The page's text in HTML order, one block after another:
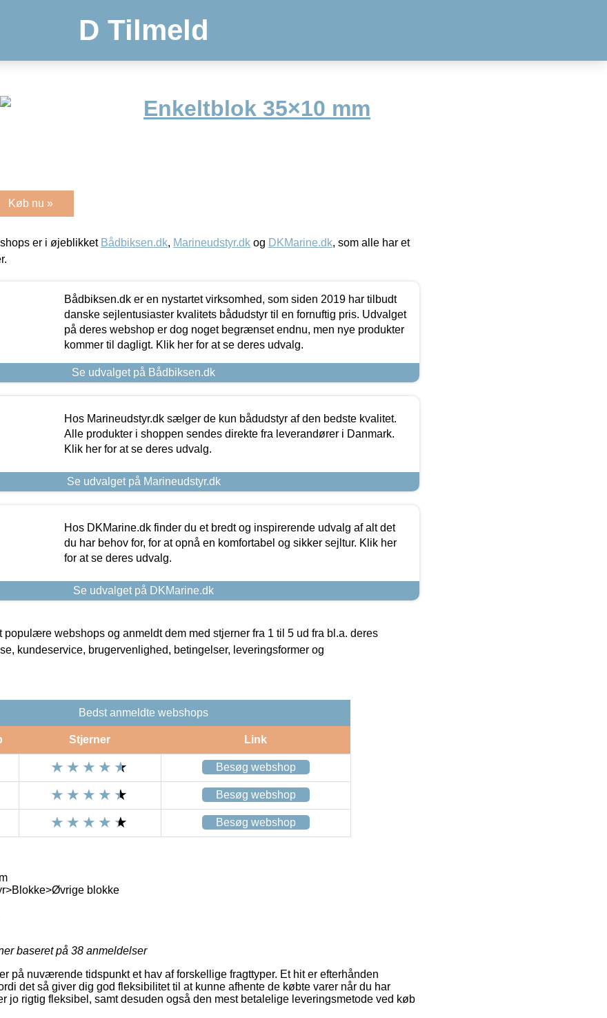
D Tilmeld
Enkeltblok 35×10 mm
Køb nu »
er i øjeblikket Bådbiksen.dk, Marineudstyr.dk og DKMarine.dk, som alle har et
Bådbiksen.dk er en nystartet virksomhed, som siden 2019 har tilbudt
danske sejlentusiaster kvalitets bådudstyr til en fornuftig pris. Udvalget
på deres webshop er dog noget begrænset endnu, men nye produkter
kommer til dagligt. Klik her for at se deres udvalg.
Se udvalget på Bådbiksen.dk
Hos Marineudstyr.dk sælger de kun bådudstyr af den bedste kvalitet.
Alle produkter i shoppen sendes direkte fra leverandører i Danmark.
Klik her for at se deres udvalg.
Se udvalget på Marineudstyr.dk
Hos DKMarine.dk finder du et bredt og inspirerende udvalg af alt det
du har behov for, for at opnå en komfortabel og sikker sejltur. Klik her
for at se deres udvalg.
Se udvalget på DKMarine.dk
populære webshops og anmeldt dem med stjerner fra 1 til 5 ud fra bl.a. deres
kundeservice, brugervenlighed, betingelser, leveringsformer og
Bedst anmeldte webshops
Stjerner Link
Besøg webshop
Besøg webshop
Besøg webshop
blokke
baseret på 38 anmeldelser
på nuværende tidspunkt et hav af forskellige fragttyper. Et hit er efterhånden
det så giver dig god fleksibilitet til at kunne afhente de købte varer når du har
jo rigtig fleksibel, samt desuden også den mest betalelige leveringsmetode ved køb